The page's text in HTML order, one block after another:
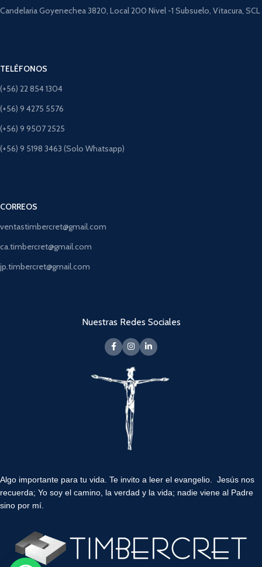
Candelaria Goyenechea 3820, Local 200 Nivel -1 Subsuelo, Vitacura, SCL
TELÉFONOS
(+56) 22 854 1304
(+56) 9 4275 5576
(+56) 9 9507 2525
(+56) 9 5198 3463 (Solo Whatsapp)
CORREOS
ventastimbercret@gmail.com
ca.timbercret@gmail.com
jp.timbercret@gmail.com
Nuestras Redes Sociales
Algo importante para tu vida. Te invito a leer el evangelio. Jesús nos
recuerda; Yo soy el camino, la verdad y la vida; nadie viene al Padre
sino por mí.